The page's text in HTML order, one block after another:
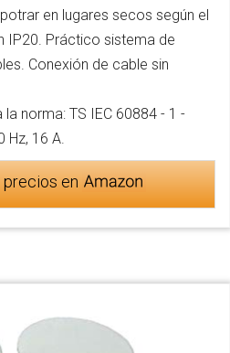
en lugares secos según el
IP20. Práctico sistema de
Conexión de cable sin
norma: TS IEC 60884 - 1 -
Hz, 16 A.
en